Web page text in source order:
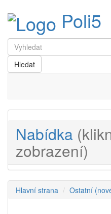
Poli5
Nabídka
zobrazení)
Hlavní strana Ostatní